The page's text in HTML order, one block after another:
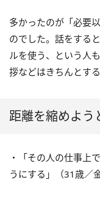
多かったのが「必要
のでした。話をする
ルを使う、という人
拶などはきちんとす
距離を縮めよう
・「その人の仕事上
うにする」（31歳／